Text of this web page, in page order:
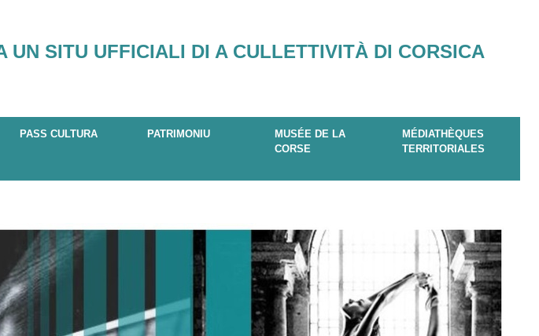
UN SITU UFFICIALI DI A CULLETTIVITÀ DI CORSICA
PASS CULTURA PATRIMONIU
MUSÉE DE LA
CORSE
MÉDIATHÈQUES
TERRITORIALES